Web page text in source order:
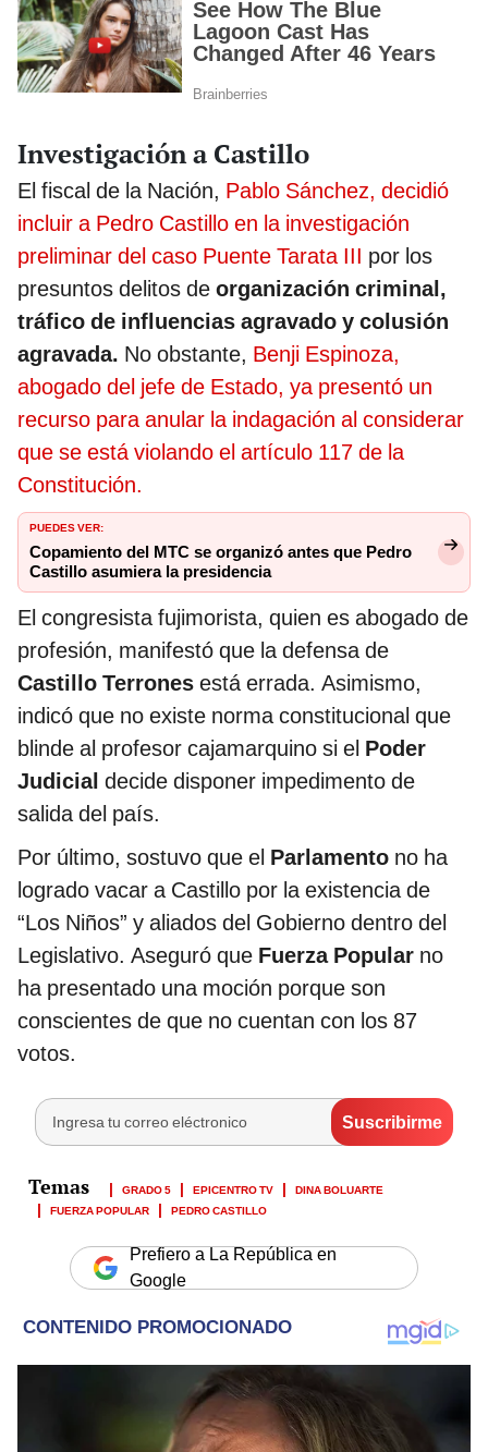
Investigación a Castillo
El fiscal de la Nación, Pablo Sánchez, decidió
incluir a Pedro Castillo en la investigación
preliminar del caso Puente Tarata III por los
presuntos delitos de organización criminal,
tráfico de influencias agravado y colusión
agravada. No obstante, Benji Espinoza,
abogado del jefe de Estado, ya presentó un
recurso para anular la indagación al considerar
que se está violando el artículo 117 de la
Constitución.
PUEDES VER:
Copamiento del MTC se organizó antes que Pedro
Castillo asumiera la presidencia
El congresista fujimorista, quien es abogado de
profesión, manifestó que la defensa de
Castillo Terrones está errada. Asimismo,
indicó que no existe norma constitucional que
blinde al profesor cajamarquino si el Poder
Judicial decide disponer impedimento de
salida del país.
Por último, sostuvo que el Parlamento no ha
logrado vacar a Castillo por la existencia de
“Los Niños” y aliados del Gobierno dentro del
Legislativo. Aseguró que Fuerza Popular no
ha presentado una moción porque son
conscientes de que no cuentan con los 87
votos.
GRADO 5 EPICENTRO TV
DINA BOLUARTE
FUERZA POPULAR
PEDRO CASTILLO
Prefiero a La República en
Google